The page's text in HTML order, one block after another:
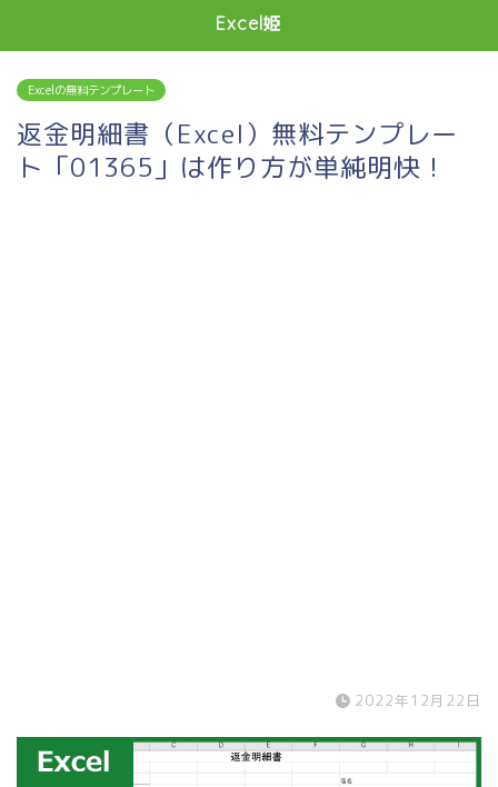
Excel姫
Excelの無料テンプレート
返金明細書（Excel）無料テンプレー
ト「01365」は作り方が単純明快！
2022年12月22日